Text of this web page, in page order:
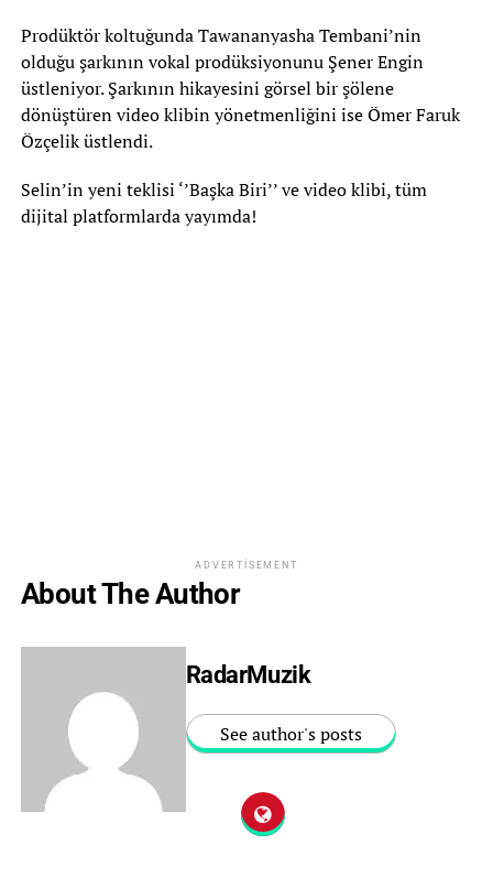
Prodüktör koltuğunda Tawananyasha Tembani’nin
olduğu şarkının vokal prodüksiyonunu Şener Engin
üstleniyor. Şarkının hikayesini görsel bir şölene
dönüştüren video klibin yönetmenliğini ise Ömer Faruk
Özçelik üstlendi.
Selin’in yeni teklisi ‘’Başka Biri’’ ve video klibi, tüm
dijital platformlarda yayımda!
ADVERTISEMENT
About The Author
RadarMuzik
See author's posts